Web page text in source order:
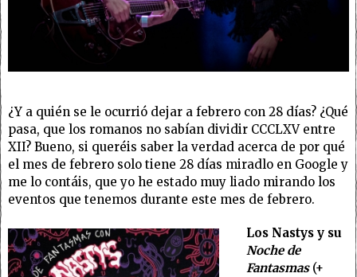
¿Y a quién se le ocurrió dejar a febrero con 28 días? ¿Qué
pasa, que los romanos no sabían dividir CCCLXV entre
XII? Bueno, si queréis saber la verdad acerca de por qué
el mes de febrero solo tiene 28 días miradlo en Google y
me lo contáis, que yo he estado muy liado mirando los
eventos que tenemos durante este mes de febrero.
Los Nastys y su
Noche de
Fantasmas(+